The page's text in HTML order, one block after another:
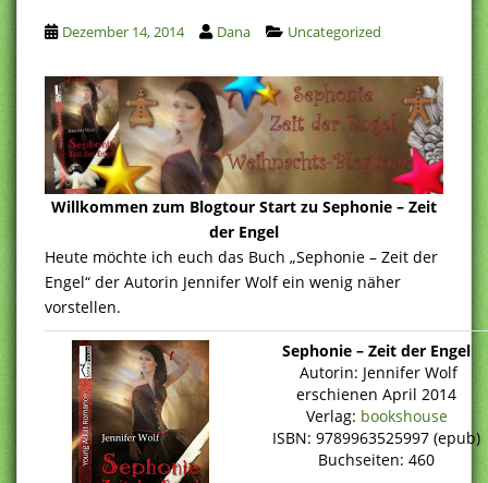
Dezember 14, 2014 Dana Uncategorized
Willkommen zum Blogtour Start zu Sephonie – Zeit
der Engel
Heute möchte ich euch das Buch „Sephonie – Zeit der
Engel“ der Autorin Jennifer Wolf ein wenig näher
vorstellen.
Sephonie – Zeit der Engel
Autorin: Jennifer Wolf
erschienen April 2014
Verlag: bookshouse
ISBN: 9789963525997 (epub)
Buchseiten: 460